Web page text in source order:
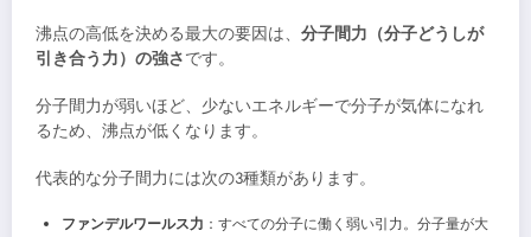
沸点の高低を決める最大の要因は、 分子間力（分子どうしが
引き合う力）の強さです。
分子間力が弱いほど、少ないエネルギーで分子が気体になれ
るため、沸点が低くなります。
代表的な分子間力には次の3種類があります。
ファンデルワールス力 ：すべての分子に働く弱い引力。分子量が大